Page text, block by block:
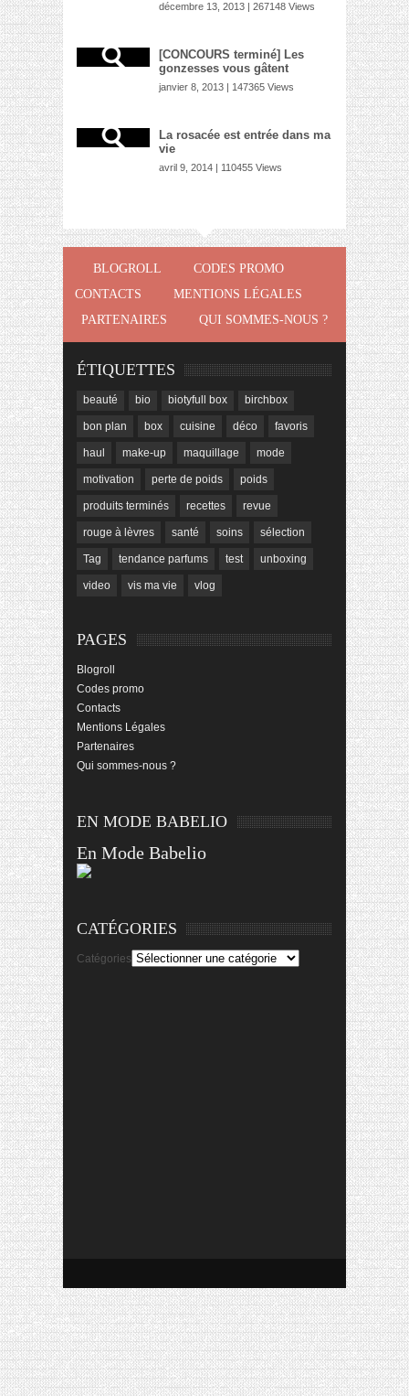
décembre 13, 2013 | 267148 Views
[CONCOURS terminé] Les
gonzesses vous gâtent
janvier 8, 2013 | 147365 Views
La rosacée est entrée dans ma
vie
avril 9, 2014 | 110455 Views
BLOGROLL
CODES PROMO
CONTACTS
MENTIONS LÉGALES
PARTENAIRES
QUI SOMMES-NOUS ?
ÉTIQUETTES
beauté bio biotyfull box birchbox
bon plan box cuisine déco favoris
haul make-up maquillage mode
motivation perte de poids poids
produits terminés recettes revue
rouge à lèvres santé soins sélection
Tag tendance parfums test unboxing
video vis ma vie vlog
PAGES
Blogroll
Codes promo
Contacts
Mentions Légales
Partenaires
Qui sommes-nous ?
EN MODE BABELIO
En Mode Babelio
CATÉGORIES
Catégories